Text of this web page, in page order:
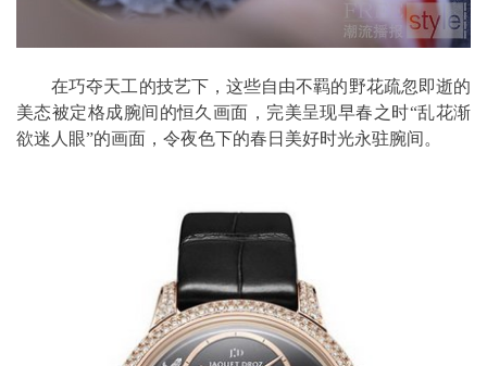
在巧夺天工的技艺下，这些自由不羁的野花疏忽即逝的
美态被定格成腕间的恒久画面，完美呈现早春之时“乱花渐
欲迷人眼”的画面，令夜色下的春日美好时光永驻腕间。